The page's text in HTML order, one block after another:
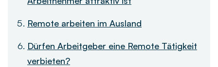
Remote arbeiten im Ausland
Dürfen Arbeitgeber eine Remote Tätigkeit
verbieten?